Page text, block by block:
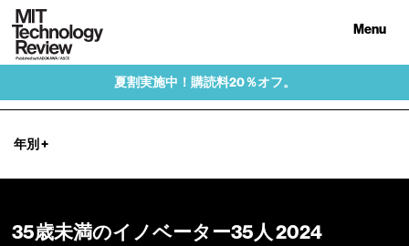
Menu
夏割実施中！購読料20％オフ。
年別 +
35歳未満のイノベーター35人 2024